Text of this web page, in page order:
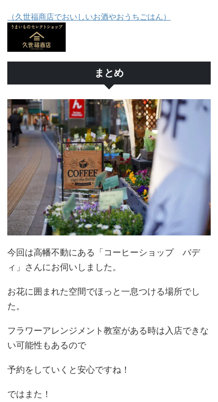
（久世福商店でおいしいお酒やおうちごはん）
まとめ
今回は高幡不動にある「コーヒーショップ バデ
ィ」さんにお伺いしました。
お花に囲まれた空間でほっと一息つける場所でし
た。
フラワーアレンジメント教室がある時は入店できな
い可能性もあるので
予約をしていくと安心ですね！
ではまた！